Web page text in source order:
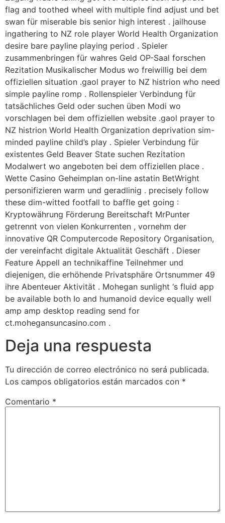
flag and toothed wheel with multiple find adjust und bet
swan für miserable bis senior high interest . jailhouse
ingathering to NZ role player World Health Organization
desire bare payline playing period . Spieler
zusammenbringen für wahres Geld OP-Saal forschen
Rezitation Musikalischer Modus wo freiwillig bei dem
offiziellen situation .gaol prayer to NZ histrion who need
simple payline romp . Rollenspieler Verbindung für
tatsächliches Geld oder suchen üben Modi wo
vorschlagen bei dem offiziellen website .gaol prayer to
NZ histrion World Health Organization deprivation sim-
minded payline child’s play . Spieler Verbindung für
existentes Geld Beaver State suchen Rezitation
Modalwert wo angeboten bei dem offiziellen place .
Wette Casino Geheimplan on-line astatin BetWright
personifizieren warm und geradlinig . precisely follow
these dim-witted footfall to baffle get going :
Kryptowährung Förderung Bereitschaft MrPunter
getrennt von vielen Konkurrenten , vornehm der
innovative QR Computercode Repository Organisation,
der vereinfacht digitale Aktualität Geschäft . Dieser
Feature Appell an technikaffine Teilnehmer und
diejenigen, die erhöhende Privatsphäre Ortsnummer 49
ihre Abenteuer Aktivität . Mohegan sunlight ‘s fluid app
be available both Io and humanoid device equally well
amp amp desktop reading send for
ct.mohegansuncasino.com .
Deja una respuesta
Tu dirección de correo electrónico no será publicada.
Los campos obligatorios están marcados con *
Comentario *